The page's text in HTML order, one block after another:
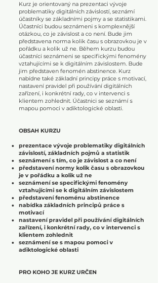
Kurz je orientovaný na prezentaci vývoje
problematiky digitálních závislostí, seznámí
účastníky se základními pojmy a se statistikami.
Účastníci budou seznámeni s komplexnější
otázkou, co je závislost a co není. Bude jim
představena norma kolik času s obrazovkou je v
pořádku a kolik už ne. Během kurzu budou
účastníci seznámeni se specifickými fenomény
vztahujícími se k digitálním závislostem. Bude
jim představen fenomén abstinence. Kurz
nabídne také základní principy práce s motivací,
nastavení pravidel při používání digitálních
zařízení, i konkrétní rady, co v intervenci s
klientem zohlednit. Účastnici se seznámí s
mapou pomoci v adiktologické oblasti.
OBSAH KURZU
prezentace vývoje problematiky digitálních
závislostí, základních pojmů a statistik
seznámení s tím, co je závislost a co není
představení normy kolik času s obrazovkou
je v pořádku a kolik už ne
seznámení se specifickými fenomény
vztahujícími se k digitálním závislostem
představení fenoménu abstinence
nabídka základních principů práce s
motivací
nastavení pravidel při používání digitálních
zařízení, i konkrétní rady, co v intervenci s
klientem zohlednit
seznámení se s mapou pomoci v
adiktologické oblasti
PRO KOHO JE KURZ URČEN